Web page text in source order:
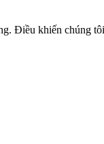
Điều khiến chúng